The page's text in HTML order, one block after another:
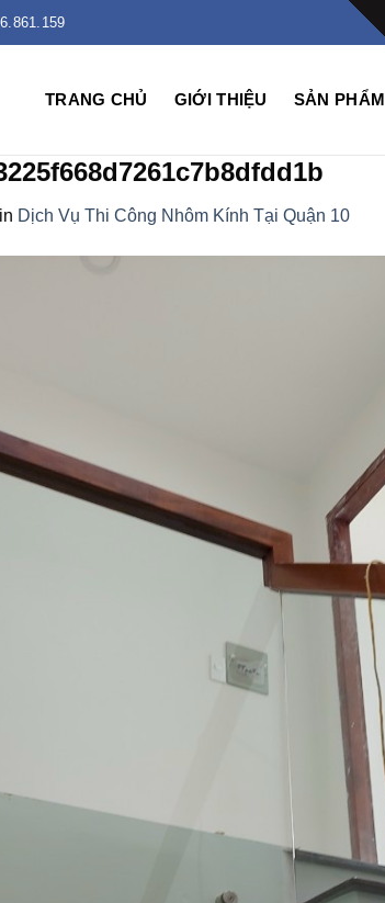
TRANG CHỦ GIỚI THIỆU SẢN PHẨM
in Dịch Vụ Thi Công Nhôm Kính Tại Quận 10